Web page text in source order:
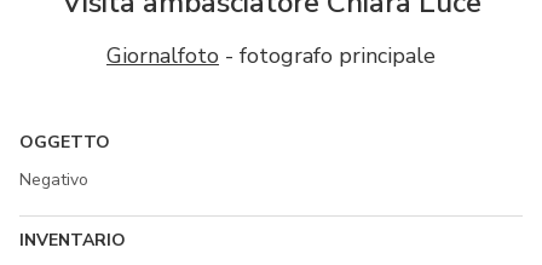
Giornalfoto - fotografo principale
OGGETTO
Negativo
INVENTARIO